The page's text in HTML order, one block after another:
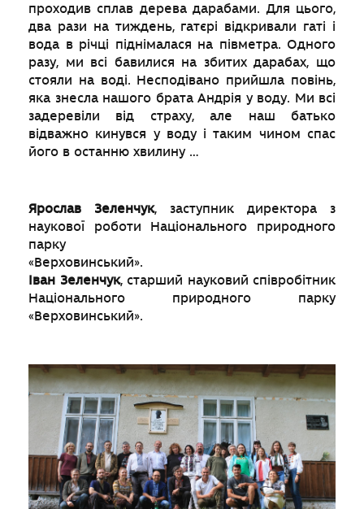
проходив сплав дерева дарабами. Для цього,
два рази на тиждень, гатєрі відкривали гаті і
вода в річці піднімалася на півметра. Одного
разу, ми всі бавилися на збитих дарабах, що
стояли на воді. Несподівано прийшла повінь,
яка знесла нашого брата Андрія у воду. Ми всі
задеревіли від страху, але наш батько
відважно кинувся у воду і таким чином спас
його в останню хвилину …
Ярослав Зеленчук, заступник директора з
наукової роботи Національного природного
парку
Іван Зеленчук, старший науковий співробітник
Національного природного парку
«Верховинський».